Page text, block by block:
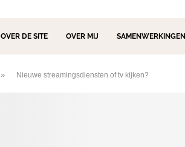
OVER DE SITE OVER MIJ SAMENWERKINGEN
» Nieuwe streamingsdiensten of tv kijken?